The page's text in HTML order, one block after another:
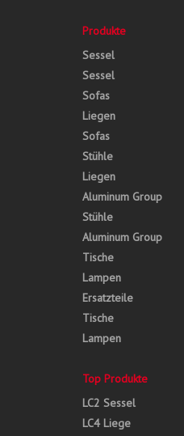
Produkte
Sessel
Sessel
Sofas
Liegen
Sofas
Stühle
Liegen
Aluminum Group
Stühle
Aluminum Group
Tische
Lampen
Ersatzteile
Tische
Lampen
Top Produkte
LC2 Sessel
LC4 Liege